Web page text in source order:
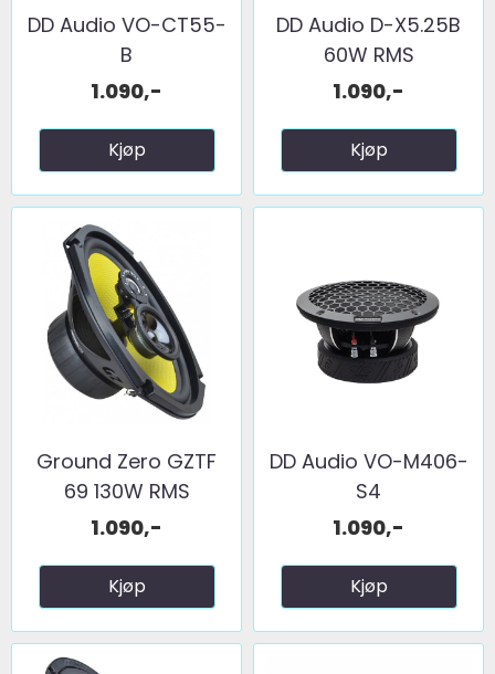
DD Audio VO-CT55-
B
1.090,-
Kjøp
DD Audio D-X5.25B
60W RMS
1.090,-
Kjøp
Ground Zero GZTF
69 130W RMS
1.090,-
Kjøp
DD Audio VO-M406-
S4
1.090,-
Kjøp